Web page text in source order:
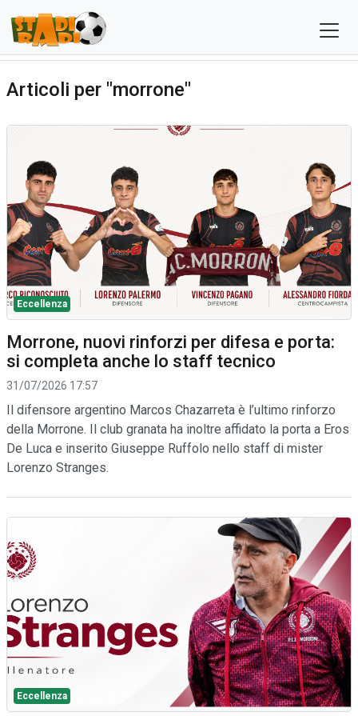
Articoli per "morrone"
Eccellenza
Morrone, nuovi rinforzi per difesa e porta:
si completa anche lo staff tecnico
31/07/2026 17:57
Il difensore argentino Marcos Chazarreta è l’ultimo rinforzo
della Morrone. Il club granata ha inoltre affidato la porta a Eros
De Luca e inserito Giuseppe Ruffolo nello staff di mister
Lorenzo Stranges.
Eccellenza